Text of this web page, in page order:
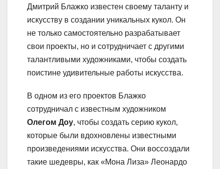
Дмитрий Блажко известен своему таланту и
искусству в создании уникальных кукол. Он
не только самостоятельно разрабатывает
свои проекты, но и сотрудничает с другими
талантливыми художниками, чтобы создать
поистине удивительные работы искусства.
В одном из его проектов Блажко
сотрудничал с известным художником
Олегом Доу, чтобы создать серию кукол,
которые были вдохновлены известными
произведениями искусства. Они воссоздали
такие шедевры, как «Мона Лиза» Леонардо